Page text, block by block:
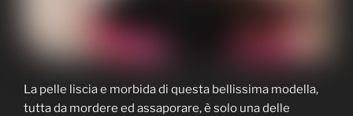
La pelle liscia e morbida di questa bellissima modella,
tutta da mordere ed assaporare, è solo una delle